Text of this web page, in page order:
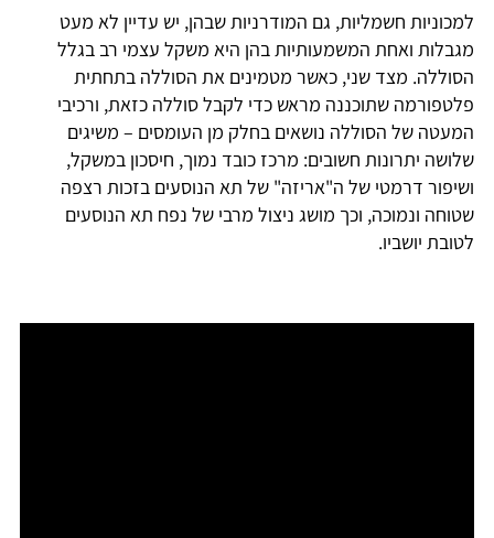
למכוניות חשמליות, גם המודרניות שבהן, יש עדיין לא מעט
מגבלות ואחת המשמעותיות בהן היא משקל עצמי רב בגלל
הסוללה. מצד שני, כאשר מטמינים את הסוללה בתחתית
פלטפורמה שתוכננה מראש כדי לקבל סוללה כזאת, ורכיבי
המעטה של הסוללה נושאים בחלק מן העומסים – משיגים
שלושה יתרונות חשובים: מרכז כובד נמוך, חיסכון במשקל,
ושיפור דרמטי של ה"אריזה" של תא הנוסעים בזכות רצפה
שטוחה ונמוכה, וכך מושג ניצול מרבי של נפח תא הנוסעים
לטובת יושביו.